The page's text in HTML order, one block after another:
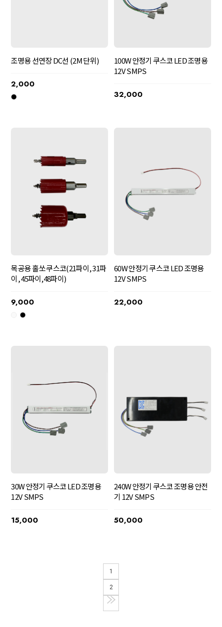
조명용 선연장 DC선 (2M 단위)
2,000
100W 안정기 쿠스코 LED 조명용
12V SMPS
32,000
목공용 홀쏘 쿠스코(21파이, 31파
이, 45파이,48파이)
9,000
60W 안정기 쿠스코 LED 조명용
12V SMPS
22,000
30W 안정기 쿠스코 LED 조명용
12V SMPS
15,000
240W 안정기 쿠스코 조명용 안전
기 12V SMPS
50,000
1
2